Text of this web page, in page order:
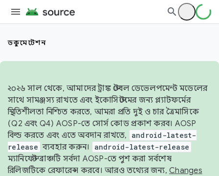
ডকুমেন্টেশন
২০২৬ সাল থেকে, আমাদের ট্রাঙ্ক স্টেবল ডেভেলপমেন্ট মডেলের
সাথে সামঞ্জস্য রাখতে এবং ইকোসিস্টেমের জন্য প্ল্যাটফর্মের
স্থিতিশীলতা নিশ্চিত করতে, আমরা প্রতি দুই ও চার ত্রৈমাসিকে
(Q2 এবং Q4) AOSP-তে সোর্স কোড প্রকাশ করব। AOSP
বিল্ড করতে এবং এতে অবদান রাখতে,
android-latest-
release ব্যবহার করুন। android-latest-release
ম্যানিফেস্ট ব্রাঞ্চটি সর্বদা AOSP-তে পুশ করা সর্বশেষ
রিলিজটিকে রেফারেন্স করবে। আরও তথ্যের জন্য, Changes